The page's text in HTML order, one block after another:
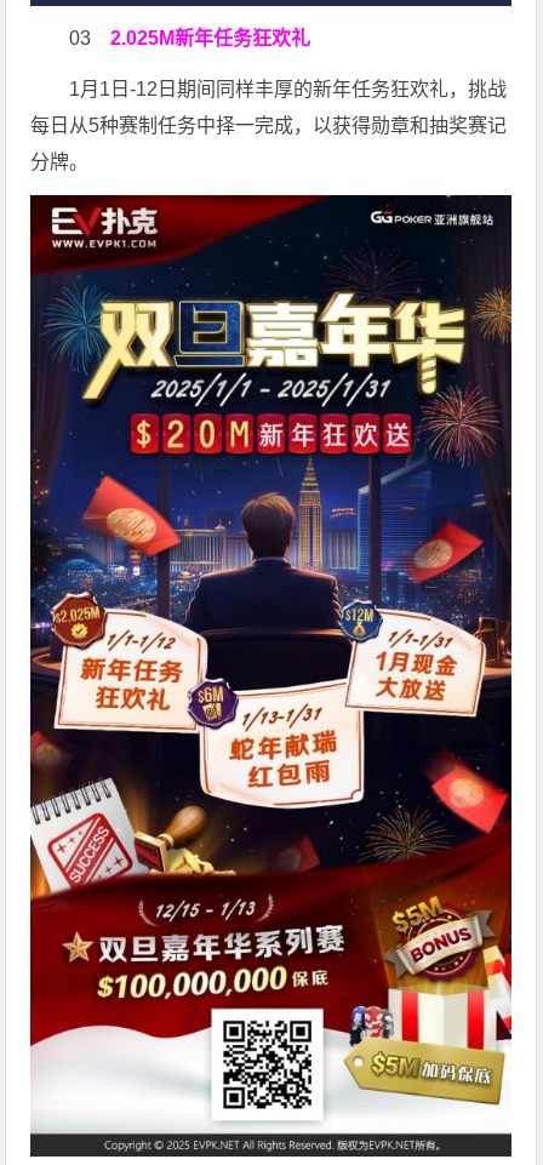
032.025M新年任务狂欢礼
1月1日-12日期间同样丰厚的新年任务狂欢礼，挑战
每日从5种赛制任务中择一完成，以获得勋章和抽奖赛记
分牌。